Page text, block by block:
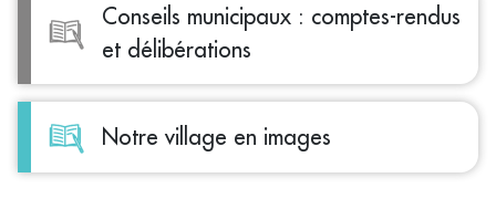
Conseils municipaux : comptes-rendus
et délibérations
Notre village en images